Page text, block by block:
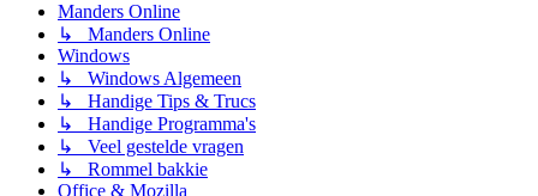
Manders Online
↳ Manders Online
Windows
↳ Windows Algemeen
↳ Handige Tips & Trucs
↳ Handige Programma's
↳ Veel gestelde vragen
↳ Rommel bakkie
Office & Mozilla